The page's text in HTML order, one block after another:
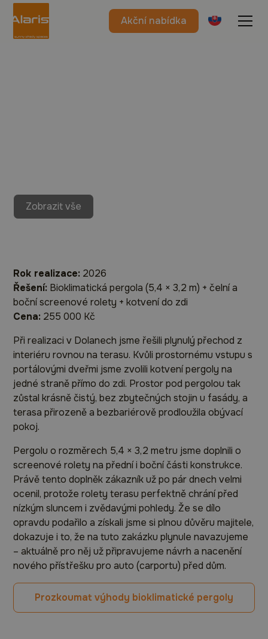
Akční nabídka
Zobrazit vše
Rok realizace: 2026
Řešení: Bioklimatická pergola (5,4 × 3,2 m) + čelní a
boční screenové rolety + kotvení do zdi
Cena: 255 000 Kč
Při realizaci v Dolanech jsme řešili plynulý přechod z
interiéru rovnou na terasu. Kvůli prostornému vstupu s
portálovými dveřmi jsme zvolili kotvení pergoly na
jedné straně přímo do zdi. Prostor pod pergolou tak
zůstal krásně čistý, bez zbytečných stojin u fasády, a
terasa přirozeně a bezbariérově prodloužila obývací
pokoj.
Pergolu o rozměrech 5,4 × 3,2 metru jsme doplnili o
screenové rolety na přední i boční části konstrukce.
Právě tento doplněk zákazník už po pár dnech velmi
ocenil, protože rolety terasu perfektně chrání před
nízkým sluncem i zvědavými pohledy. Že se dílo
opravdu podařilo a získali jsme si plnou důvěru majitele,
dokazuje i to, že na tuto zakázku plynule navazujeme
– aktuálně pro něj už připravujeme návrh a nacenění
nového přístřešku pro auto (carportu) před dům.
Prozkoumat výhody bioklimatické pergoly